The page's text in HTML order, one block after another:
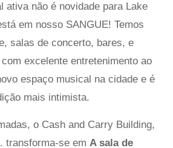
ativa não é novidade para Lake
em nosso SANGUE! Temos
salas de concerto, bares, e
excelente entretenimento ao
espaço musical na cidade e é
mais intimista.
o Cash and Carry Building,
transforma-se em A sala de